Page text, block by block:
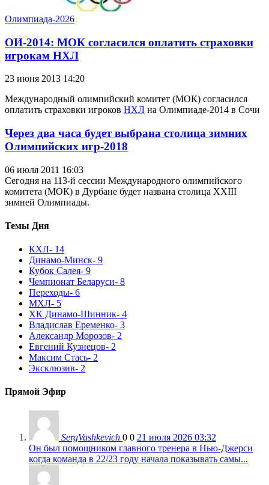
Олимпиада-2026
ОИ-2014: МОК согласился оплатить страховки
игрокам НХЛ
23 июня 2013 14:20
Международный олимпийский комитет (МОК) согласился
оплатить страховки игроков НХЛ на Олимпиаде-2014 в Сочи
Через два часа будет выбрана столица зимних
Олимпийских игр-2018
06 июля 2011 16:03
Сегодня на 113-й сессии Международного олимпийского
комитета (МОК) в Дурбане будет названа столица XXIII
зимней Олимпиады.
Темы Дня
КХЛ- 14
Динамо-Минск- 9
Кубок Салея- 9
Чемпионат Беларуси- 8
Переходы- 6
МХЛ- 5
ХК Динамо-Шинник- 4
Владислав Еременко- 3
Александр Морозов- 2
Евгений Кузнецов- 2
Максим Стась- 2
Эксклюзив- 2
Прямой Эфир
SergVashkevich 0 0 21 июля 2026 03:32
Он был помощником главного тренера в Нью-Джерси
когда команда в 22/23 году начала показывать самы...